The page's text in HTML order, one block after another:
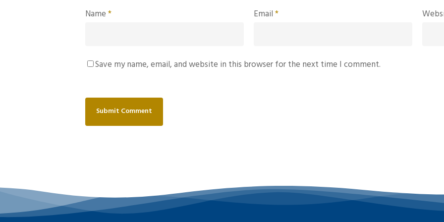
Name* Email*
Save my name, email, and website in this browser for the next time I comment.